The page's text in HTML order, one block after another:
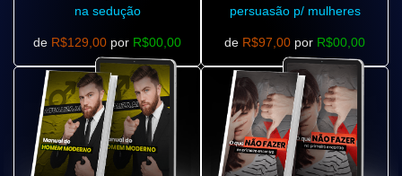
na sedução
de R$129,00 por R$00,00
persuasão p/ mulheres
de R$97,00 por R$00,00